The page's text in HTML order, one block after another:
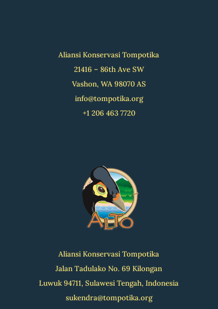
Aliansi Konservasi Tompotika
21416 – 86th Ave SW
Vashon, WA 98070 AS
info@tompotika.org
+1 206 463 7720
Aliansi Konservasi Tompotika
Jalan Tadulako No. 69 Kilongan
Luwuk 94711, Sulawesi Tengah, Indonesia
sukendra@tompotika.org